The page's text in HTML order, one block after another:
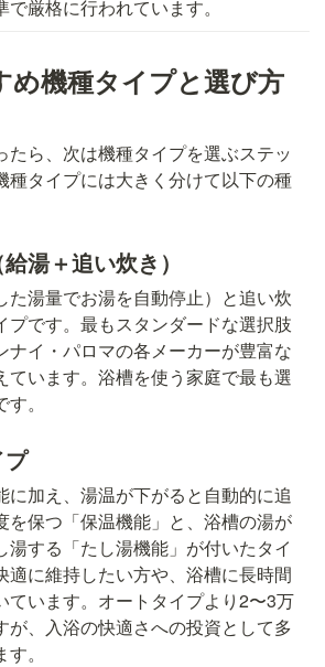
厳格に行われています。
め機種タイプと選び方
たら、次は機種タイプを選ぶステッ
種タイプには大きく分けて以下の種
湯＋追い炊き）
た湯量でお湯を自動停止）と追い炊
プです。最もスタンダードな選択肢
ナイ・パロマの各メーカーが豊富な
ています。浴槽を使う家庭で最も選
。
に加え、湯温が下がると自動的に追
を保つ「保温機能」と、浴槽の湯が
湯する「たし湯機能」が付いたタイ
適に維持したい方や、浴槽に長時間
ています。オートタイプより2〜3万
が、入浴の快適さへの投資として多
。